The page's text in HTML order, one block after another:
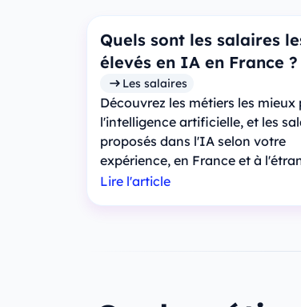
Quels sont les salaires
élevés en IA en France ?
Les salaires
Découvrez les métiers les mieux
l'intelligence artificielle, et les
proposés dans l'IA selon votre
expérience, en France et à
Lire l'article